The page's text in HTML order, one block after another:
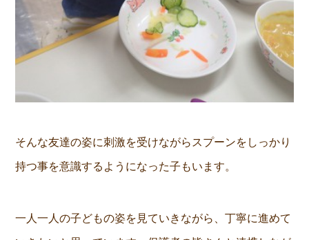
そんな友達の姿に刺激を受けながらスプーンをしっかり
持つ事を意識するようになった子もいます。
一人一人の子どもの姿を見ていきながら、丁寧に進めて